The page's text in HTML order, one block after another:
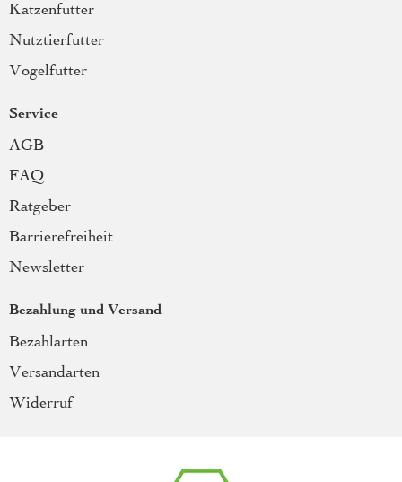
Katzenfutter
Nutztierfutter
Vogelfutter
Service
AGB
FAQ
Ratgeber
Barrierefreiheit
Newsletter
Bezahlung und Versand
Bezahlarten
Versandarten
Widerruf